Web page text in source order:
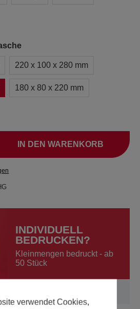
220 x 100 x 280 mm
180 x 80 x 220 mm
IN DEN WARENKORB
INDIVIDUELL
BEDRUCKEN?
Kleinmengen bedruckt - ab
50 Stück
verwendet Cookies,